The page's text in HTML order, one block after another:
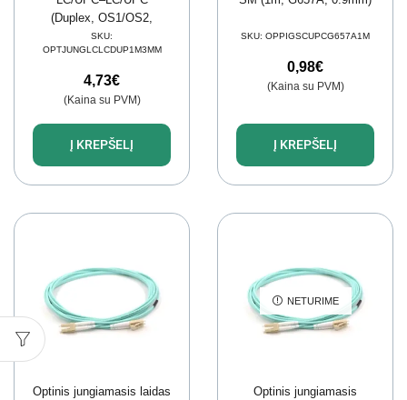
(Duplex, OS1/OS2,
G657A1, LSZH, SM,
3mm, 1m)
SKU:
OPTJUNGLCLCDUP1M3MM
4,73€
(Kaina su PVM)
Į KREPŠELĮ
SKU: OPPIGSCUPCG657A1M
0,98€
(Kaina su PVM)
Į KREPŠELĮ
Optinis jungiamasis laidas
NETURIME
Optinis jungiamasis